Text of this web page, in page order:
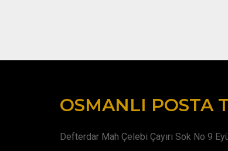
OSMANLI POSTA
Defterdar Mah Çelebi Çayırı Sok No 9